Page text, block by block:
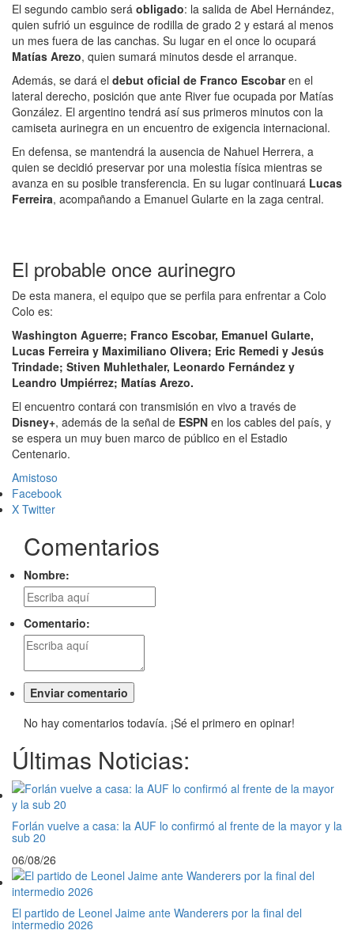
El segundo cambio será obligado: la salida de Abel Hernández,
quien sufrió un esguince de rodilla de grado 2 y estará al menos
un mes fuera de las canchas. Su lugar en el once lo ocupará
Matías Arezo, quien sumará minutos desde el arranque.
Además, se dará el debut oficial de Franco Escobaren el
lateral derecho, posición que ante River fue ocupada por Matías
González. El argentino tendrá así sus primeros minutos con la
camiseta aurinegra en un encuentro de exigencia internacional.
En defensa, se mantendrá la ausencia de Nahuel Herrera, a
quien se decidió preservar por una molestia física mientras se
avanza en su posible transferencia. En su lugar continuará Lucas
Ferreira, acompañando a Emanuel Gularte en la zaga central.
El probable once aurinegro
De esta manera, el equipo que se perfila para enfrentar a Colo
Colo es:
Washington Aguerre; Franco Escobar, Emanuel Gularte,
Lucas Ferreira y Maximiliano Olivera; Eric Remedi y Jesús
Trindade; Stiven Muhlethaler, Leonardo Fernández y
Leandro Umpiérrez; Matías Arezo.
El encuentro contará con transmisión en vivo a través de
Disney+, además de la señal de ESPN en los cables del país, y
se espera un muy buen marco de público en el Estadio
Centenario.
Amistoso
Facebook
X Twitter
Comentarios
Nombre:
Comentario:
No hay comentarios todavía. ¡Sé el primero en opinar!
Últimas Noticias:
Forlán vuelve a casa: la AUF lo confirmó al frente de la mayor y la
sub 20
06/08/26
El partido de Leonel Jaime ante Wanderers por la final del
intermedio 2026